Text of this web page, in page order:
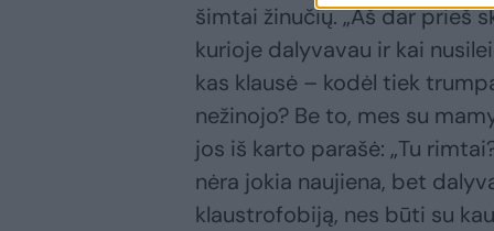
šimtai žinučių. „Aš dar prieš
kurioje dalyvavau ir kai
kas klausė – kodėl tiek
nežinojo? Be to, mes su
jos iš karto parašė: „Tu
nėra jokia naujiena, bet
klaustrofobiją, nes būti su